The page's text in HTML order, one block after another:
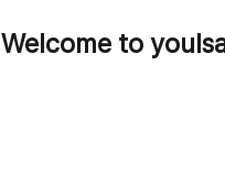
Welcome to